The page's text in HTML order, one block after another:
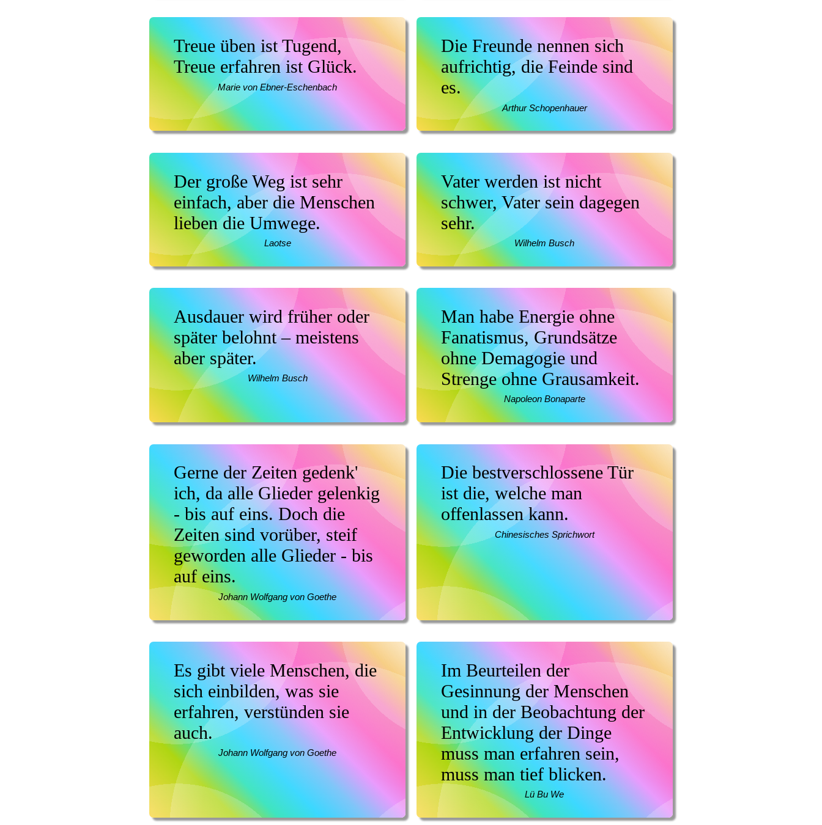
Treue üben ist Tugend,
Treue erfahren ist Glück.
Marie von Ebner-Eschenbach
Die Freunde nennen sich
aufrichtig, die Feinde sind
es.
Arthur Schopenhauer
Der große Weg ist sehr
einfach, aber die Menschen
lieben die Umwege.
Laotse
Vater werden ist nicht
schwer, Vater sein dagegen
sehr.
Wilhelm Busch
Ausdauer wird früher oder
später belohnt – meistens
aber später.
Wilhelm Busch
Man habe Energie ohne
Fanatismus, Grundsätze
ohne Demagogie und
Strenge ohne Grausamkeit.
Napoleon Bonaparte
Gerne der Zeiten gedenk'
ich, da alle Glieder gelenkig
- bis auf eins. Doch die
Zeiten sind vorüber, steif
geworden alle Glieder - bis
auf eins.
Johann Wolfgang von Goethe
Die bestverschlossene Tür
ist die, welche man
offenlassen kann.
Chinesisches Sprichwort
Es gibt viele Menschen, die
sich einbilden, was sie
erfahren, verstünden sie
auch.
Johann Wolfgang von Goethe
Im Beurteilen der
Gesinnung der Menschen
und in der Beobachtung der
Entwicklung der Dinge
muss man erfahren sein,
muss man tief blicken.
Lü Bu We